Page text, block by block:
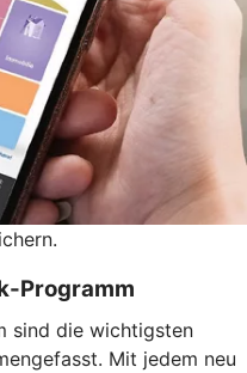
Programm
sind die wichtigsten
Mit jedem neu